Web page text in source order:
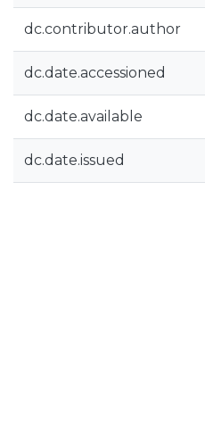
dc.contributor.author
dc.date.accessioned
dc.date.available
dc.date.issued